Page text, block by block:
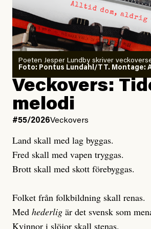
granskar
Publicerad6 August, 2026
Uppdaterad7 August, 2026
minska
Joel Kellgren
Publicerad3 August, 2026
Uppdaterad3 August, 2026
Poeten Jesper Lundby skriver
Foto: Pontus Lundahl/TT. Montage:
Veckovers:
melodi
#55/2026Veckovers
Land skall med lag byggas.
Fred skall med vapen tryggas.
Brott skall med skott förebyggas.
Folket från folkbildning skall renas.
Med hederlig är det svensk som
Kvinnor i slöjor skall stenas.